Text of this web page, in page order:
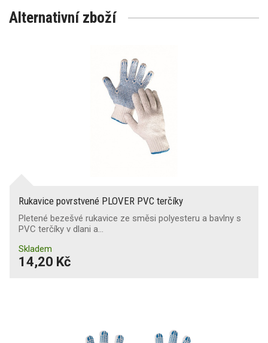
Alternativní zboží
Rukavice povrstvené PLOVER PVC terčíky
Pletené bezešvé rukavice ze směsi polyesteru a bavlny s
PVC terčíky v dlani a…
Skladem
14,20 Kč